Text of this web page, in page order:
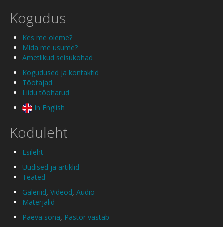
Kogudus
Kes me oleme?
Mida me usume?
Ametlikud seisukohad
Kogudused ja kontaktid
Töötajad
Liidu tööharud
In English
Koduleht
Esileht
Uudised ja artiklid
Teated
Galeriid, Videod, Audio
Materjalid
Päeva sõna, Pastor vastab